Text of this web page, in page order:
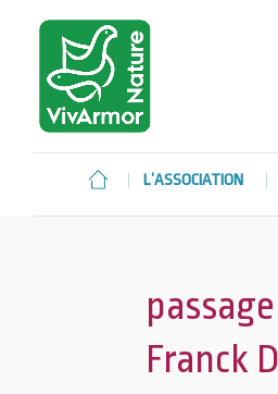
L’ASSOCIATION
Franck